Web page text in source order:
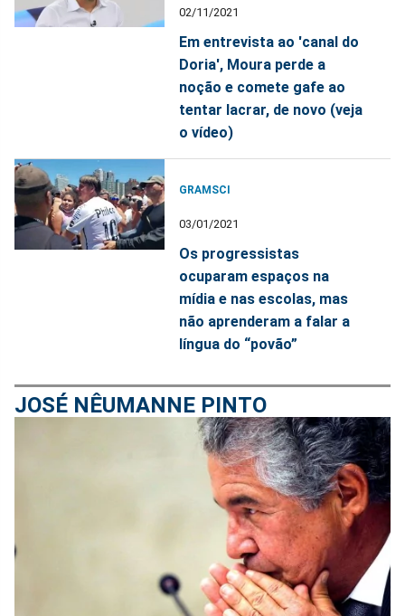
02/11/2021
Em entrevista ao 'canal do
Doria', Moura perde a
noção e comete gafe ao
tentar lacrar, de novo (veja
o vídeo)
GRAMSCI
03/01/2021
Os progressistas
ocuparam espaços na
mídia e nas escolas, mas
não aprenderam a falar a
língua do “povão”
JOSÉ NÊUMANNE PINTO